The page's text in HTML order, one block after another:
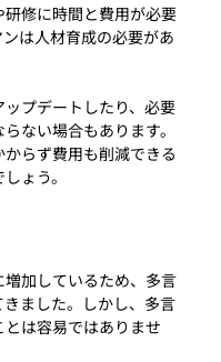
修に時間と費用が必要
は人材育成の必要があ
プデートしたり、必要
ない場合もあります。
らず費用も削減できる
加しているため、多言
ました。しかし、多言
は容易ではありませ